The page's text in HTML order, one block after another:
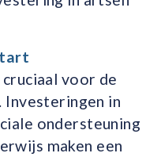
voor de
Investeringen in
ondersteuning
maken een